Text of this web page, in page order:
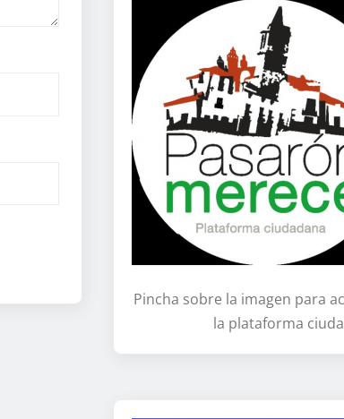
Pincha sobre la imagen para
la plataforma